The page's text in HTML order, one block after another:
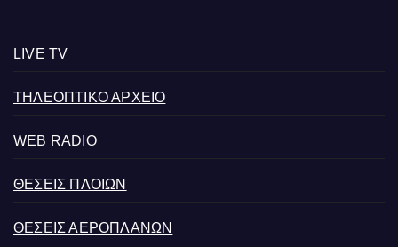
LIVE TV
ΤΗΛΕΟΠΤΙΚΟ ΑΡΧΕΙΟ
WEB RADIO
ΘΕΣΕΙΣ ΠΛΟΙΩΝ
ΘΕΣΕΙΣ ΑΕΡΟΠΛΑΝΩΝ